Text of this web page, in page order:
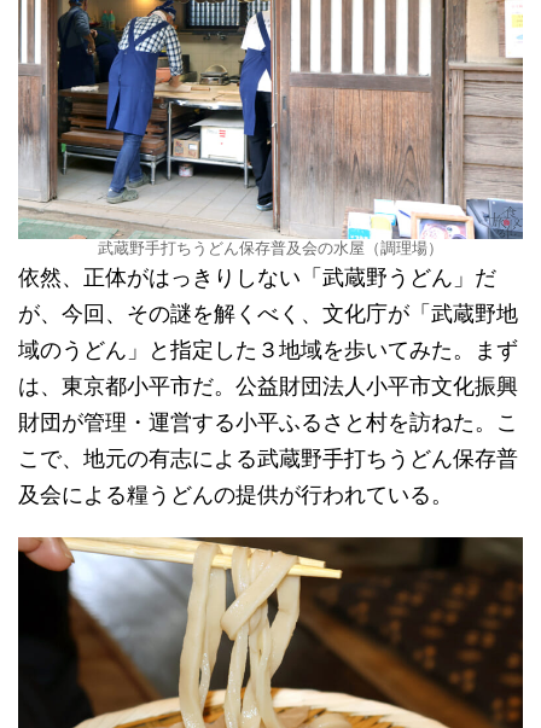
武蔵野手打ちうどん保存普及会の水屋（調理場）
依然、正体がはっきりしない「武蔵野うどん」だ
が、今回、その謎を解くべく、文化庁が「武蔵野地
域のうどん」と指定した３地域を歩いてみた。まず
は、東京都小平市だ。公益財団法人小平市文化振興
財団が管理・運営する小平ふるさと村を訪ねた。こ
こで、地元の有志による武蔵野手打ちうどん保存普
及会による糧うどんの提供が行われている。